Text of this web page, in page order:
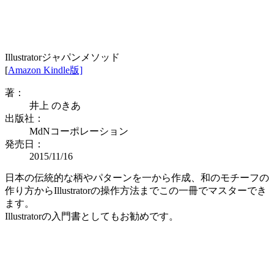
Illustratorジャパンメソッド
[Amazon Kindle版]
著：
井上 のきあ
出版社：
MdNコーポレーション
発売日：
2015/11/16
日本の伝統的な柄やパターンを一から作成、和のモチーフの
作り方からIllustratorの操作方法までこの一冊でマスターでき
ます。
Illustratorの入門書としてもお勧めです。